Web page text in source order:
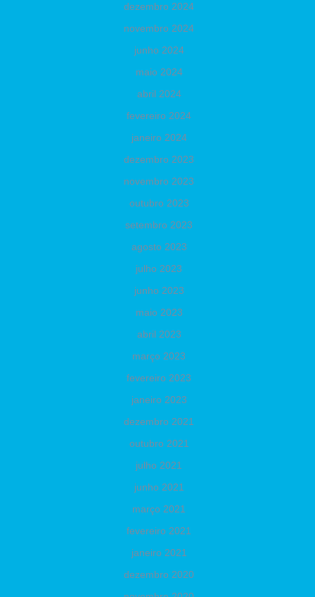
dezembro 2024
novembro 2024
junho 2024
maio 2024
abril 2024
fevereiro 2024
janeiro 2024
dezembro 2023
novembro 2023
outubro 2023
setembro 2023
agosto 2023
julho 2023
junho 2023
maio 2023
abril 2023
março 2023
fevereiro 2023
janeiro 2023
dezembro 2021
outubro 2021
julho 2021
junho 2021
março 2021
fevereiro 2021
janeiro 2021
dezembro 2020